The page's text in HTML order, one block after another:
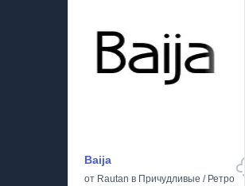
Baija
от Rautan в Причудливые / Ретро